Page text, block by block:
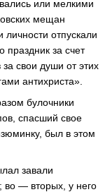
или мелкими
мещан
отпускали
праздник за счет
свои души от этих
антихриста».
булочники
спасший свое
был в этом
завали
во — вторых, у него